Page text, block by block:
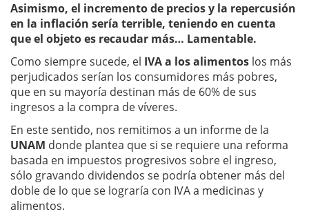
Asimismo, el incremento de precios y la repercusión
en la inflación sería terrible, teniendo en cuenta
que el objeto es recaudar más… Lamentable.
Como siempre sucede, el IVA a los alimentos los más
perjudicados serían los consumidores más pobres,
que en su mayoría destinan más de 60% de sus
ingresos a la compra de víveres.
En este sentido, nos remitimos a un informe de la
UNAM donde plantea que si se requiere una reforma
basada en impuestos progresivos sobre el ingreso,
sólo gravando dividendos se podría obtener más del
doble de lo que se lograría con IVA a medicinas y
alimentos.